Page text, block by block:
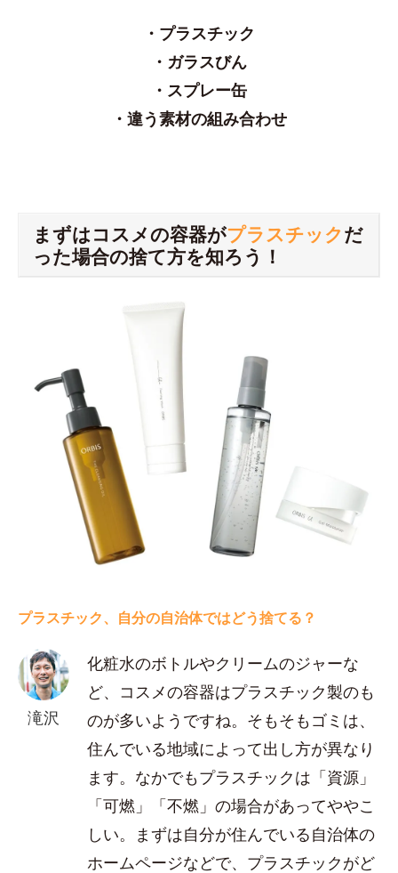
・プラスチック
・ガラスびん
・スプレー缶
・違う素材の組み合わせ
まずはコスメの容器がプラスチックだ
った場合の捨て方を知ろう！
プラスチック、自分の自治体ではどう捨てる？
滝沢
化粧水のボトルやクリームのジャーな
ど、コスメの容器はプラスチック製のも
のが多いようですね。そもそもゴミは、
住んでいる地域によって出し方が異なり
ます。なかでもプラスチックは「資源」
「可燃」「不燃」の場合があってややこ
しい。まずは自分が住んでいる自治体の
ホームページなどで、プラスチックがど